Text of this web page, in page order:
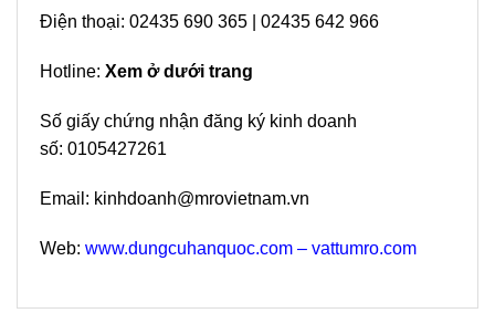
Điện thoại: 02435 690 365 | 02435 642 966
Hotline: Xem ở dưới trang
Số giấy chứng nhận đăng ký kinh doanh
số: 0105427261
Email: kinhdoanh@mrovietnam.vn
Web: www.dungcuhanquoc.com – vattumro.com